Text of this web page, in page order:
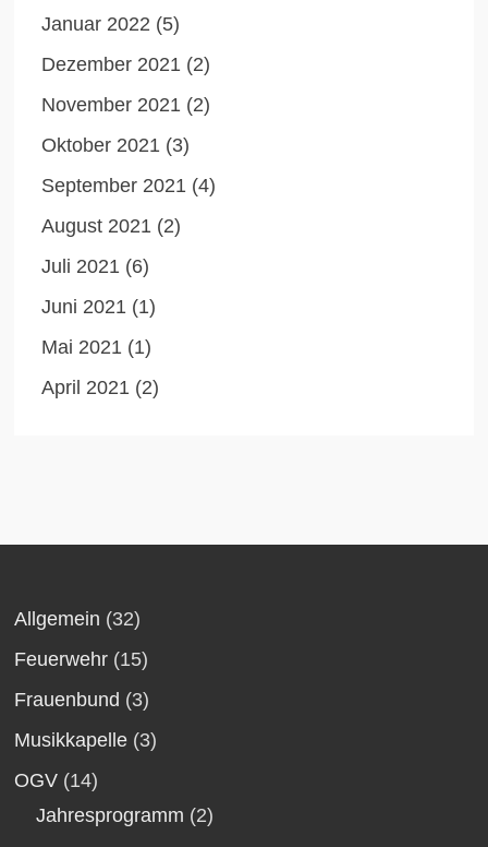
Januar 2022 (5)
Dezember 2021 (2)
November 2021 (2)
Oktober 2021 (3)
September 2021 (4)
August 2021 (2)
Juli 2021 (6)
Juni 2021 (1)
Mai 2021 (1)
April 2021 (2)
Allgemein (32)
Feuerwehr (15)
Frauenbund (3)
Musikkapelle (3)
OGV (14)
Jahresprogramm (2)